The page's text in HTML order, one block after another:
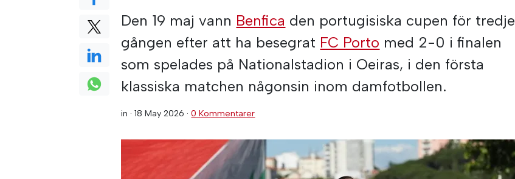
Den 19 maj vann Benfica den portugisiska cupen för tredje
gången efter att ha besegrat FC Porto med 2-0 i finalen
som spelades på Nationalstadion i Oeiras, i den första
klassiska matchen någonsin inom damfotbollen.
in ·18 May 2026 ·0 Kommentarer